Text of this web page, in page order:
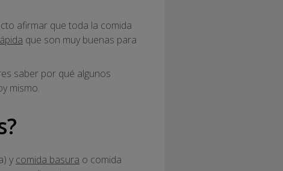
afirmar que toda la comida
que son muy buenas para
saber por qué algunos
mismo.
y comida basura o comida